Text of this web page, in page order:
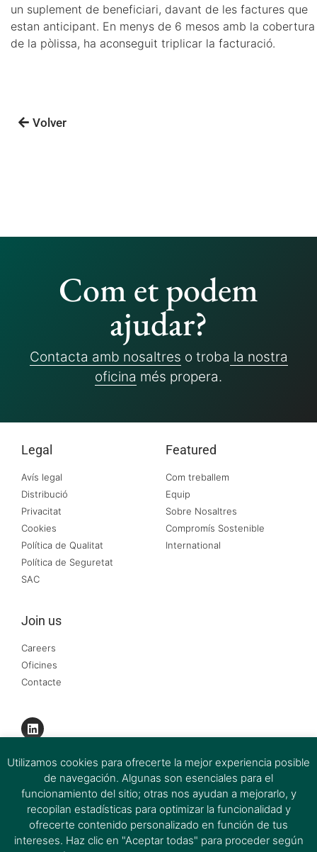
un suplement de beneficiari, davant de les factures que
estan anticipant. En menys de 6 mesos amb la cobertura
de la pòlissa, ha aconseguit triplicar la facturació.
Volver
Com et podem
ajudar?
Contacta amb nosaltres o troba la nostra
oficina més propera.
Legal
Avís legal
Distribució
Privacitat
Cookies
Política de Qualitat
Política de Seguretat
SAC
Featured
Com treballem
Equip
Sobre Nosaltres
Compromís Sostenible
International
Join us
Careers
Oficines
Contacte
Utilizamos cookies para ofrecerte la mejor experiencia posible
de navegación. Algunas son esenciales para el
funcionamiento del sitio; otras nos ayudan a mejorarlo, y
recopilan estadísticas para optimizar la funcionalidad y
ofrecerte contenido personalizado en función de tus
intereses. Haz clic en "Aceptar todas" para proceder según